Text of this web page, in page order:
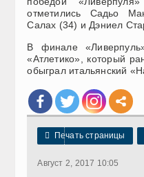
отметились Садьо
Салах (34) и Дэниел
В финале
«Атлетико», который
обыграл итальянский
 Печать страницы
Август 2, 2017 10:05